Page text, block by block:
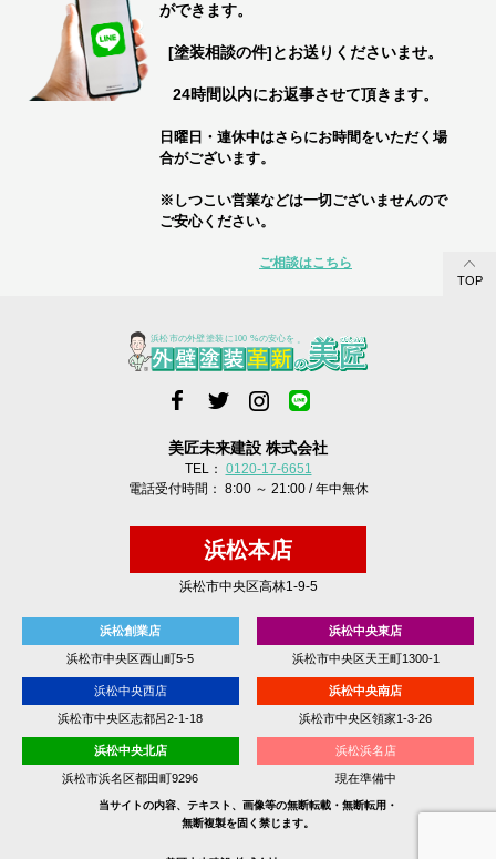
ができます。
[塗装相談の件]とお送りくださいませ。
24時間以内にお返事させて頂きます。
日曜日・連休中はさらにお時間をいただく場
合がございます。
※しつこい営業などは一切ございませんので
ご安心ください。
ご相談はこちら
TOP
美匠未来建設 株式会社
TEL： 0120-17-6651
電話受付時間： 8:00 ～ 21:00 / 年中無休
浜松本店
浜松市中央区高林1-9-5
浜松創業店
浜松市中央区西山町5-5
浜松中央東店
浜松市中央区天王町1300-1
浜松中央西店
浜松市中央区志都呂2-1-18
浜松中央南店
浜松市中央区領家1-3-26
浜松中央北店
浜松市浜名区都田町9296
浜松浜名店
現在準備中
当サイトの内容、テキスト、画像等の無断転載・無断転用・
無断複製を固く禁じます。